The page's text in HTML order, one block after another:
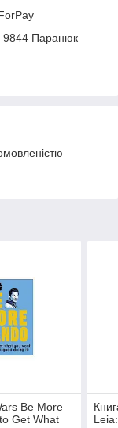
9844 Паранюк
Be More
Get What